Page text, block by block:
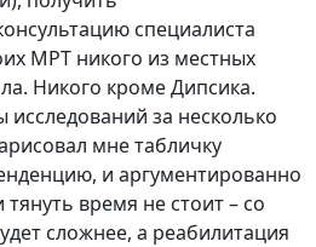
специалиста
МРТ никого из местных
Никого кроме Дипсика.
исследований за несколько
мне табличку
и аргументированно
время не стоит – со
сложнее, а реабилитация